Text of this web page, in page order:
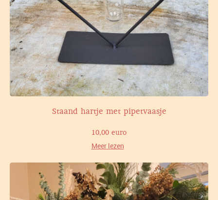
Staand hartje met pipetvaasje
10,00 euro
Meer lezen